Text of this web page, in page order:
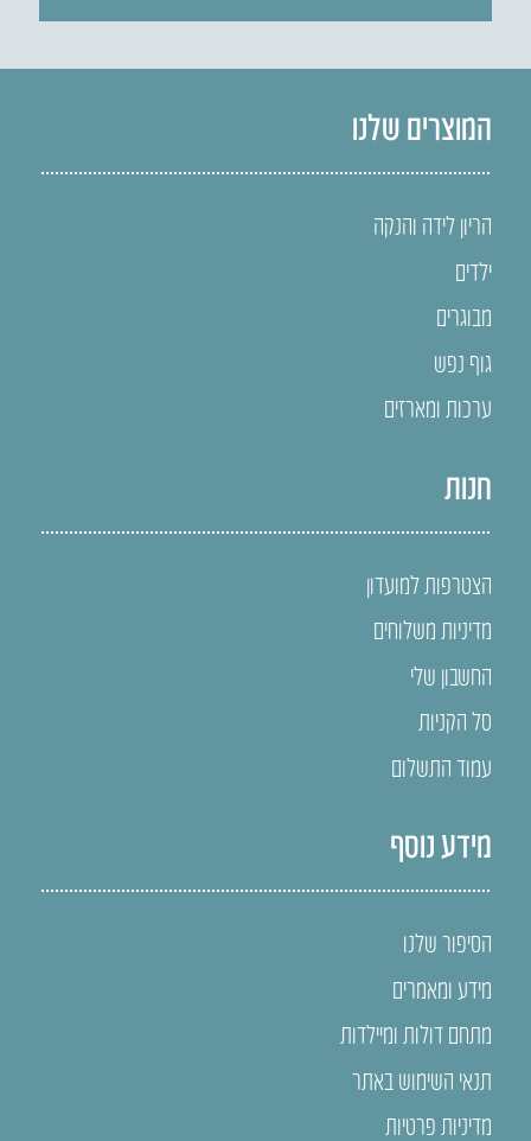
המוצרים שלנו
הריון לידה והנקה
ילדים
מבוגרים
גוף נפש
ערכות ומארזים
חנות
הצטרפות למועדון
מדיניות משלוחים
החשבון שלי
סל הקניות
עמוד התשלום
מידע נוסף
הסיפור שלנו
מידע ומאמרים
מתחם דולות ומיילדות
תנאי השימוש באתר
מדיניות פרטיות